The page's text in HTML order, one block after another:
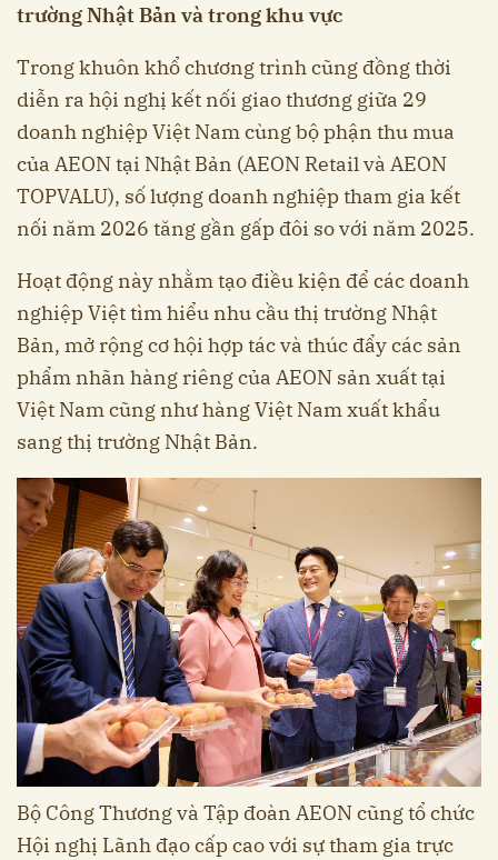
trường Nhật Bản và trong khu vực
Trong khuôn khổ chương trình cũng đồng thời
diễn ra hội nghị kết nối giao thương giữa 29
doanh nghiệp Việt Nam cùng bộ phận thu mua
của AEON tại Nhật Bản (AEON Retail và AEON
TOPVALU), số lượng doanh nghiệp tham gia kết
nối năm 2026 tăng gần gấp đôi so với năm 2025.
Hoạt động này nhằm tạo điều kiện để các doanh
nghiệp Việt tìm hiểu nhu cầu thị trường Nhật
Bản, mở rộng cơ hội hợp tác và thúc đẩy các sản
phẩm nhãn hàng riêng của AEON sản xuất tại
Việt Nam cũng như hàng Việt Nam xuất khẩu
sang thị trường Nhật Bản.
Bộ Công Thương và Tập đoàn AEON cũng tổ chức
Hội nghị Lãnh đạo cấp cao với sự tham gia trực